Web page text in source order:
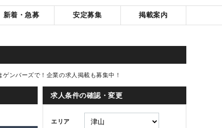
新着・急募 安定募集 掲載案内
ンバーズで！企業の求人掲載も募集中！
求人条件の確認・変更
エリア